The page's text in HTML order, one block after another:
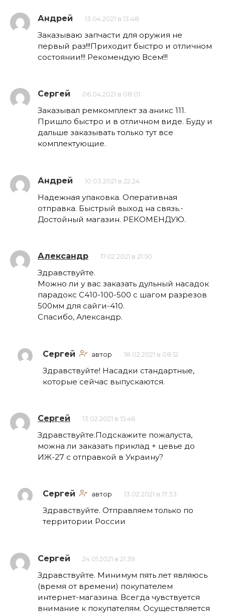
Андрей 13.04.2021 в 13:48
Заказываю запчасти для оружия не
первый раз!!!Приходит быстро и отличном
состоянии!!! Рекомендую Всем!!!
Сергей 06.04.2021 в 08:01
Заказывал ремкомплект за аникс 111.
Пришло быстро и в отличном виде. Буду и
дальше заказывать только тут все
комплектующие.
Андрей 10.03.2021 в 22:24
Надежная упаковка. Оперативная
отправка. Быстрый выход на связь.-
Достойный магазин. РЕКОМЕНДУЮ.
Александр 17.02.2021 в 21:50
Здравствуйте.
Можно ли у вас заказать дульный насадок
парадокс С410-100-500 с шагом разрезов
500мм для сайги-410.
Спасибо, Александр.
Сергей автор 18.02.2021 в 08:12
Здравствуйте! Насадки стандартные,
которые сейчас выпускаются.
Сергей 13.02.2021 в 15:46
Здравствуйте.Подскажите пожалуста,
можна ли заказать приклад + цевье до
ИЖ-27 с отправкой в Украину?
Сергей автор 13.02.2021 в 17:33
Здравствуйте. Отправляем только по
территории России
Сергей 24.01.2021 в 21:39
Здравствуйте. Минимум пять лет являюсь
(время от времени) покупателем
интернет-магазина. Всегда чувствуется
внимание к покупателям. Осуществляется